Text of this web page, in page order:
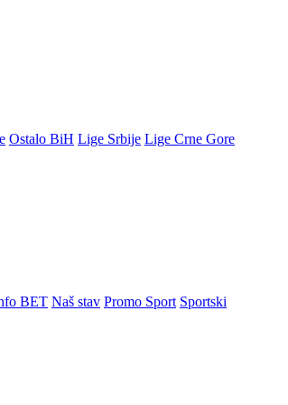
Ostalo BiH Lige Srbije Lige Crne Gore
BET Naš stav Promo Sport Sportski